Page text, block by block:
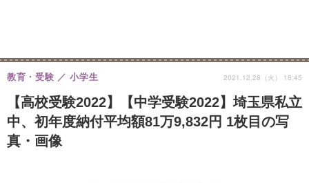
【高校受験2022】【中学受験2022】埼玉県私立
中、初年度納付平均額81万9,832円 1枚目の写
真・画像
教育・受験 小学生 2021.12.28（火） 18:45